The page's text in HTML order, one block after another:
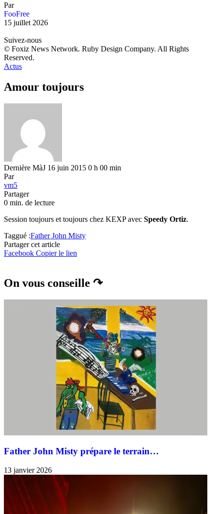
Par
FooFree
15 juillet 2026
Suivez-nous
© Foxiz News Network. Ruby Design Company. All Rights
Reserved.
Actus
Amour toujours
Dernière MàJ 16 juin 2015 0 h 00 min
Par
vm5
Partager
0 min. de lecture
Session toujours et toujours chez KEXP avec Speedy Ortiz.
Taggué :Father John Misty
Partager cet article
Facebook Copier le lien
On vous conseille ↷
Father John Misty prépare le terrain…
13 janvier 2026